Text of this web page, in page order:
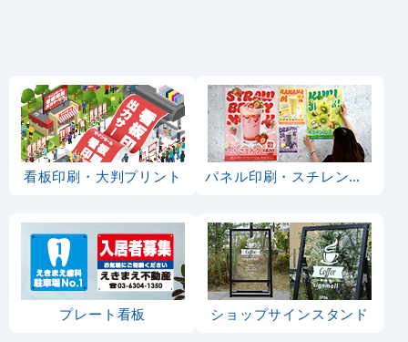
看板印刷・大判プリント パネル印刷・スチレンボード
プレート看板 ショップサインスタンド